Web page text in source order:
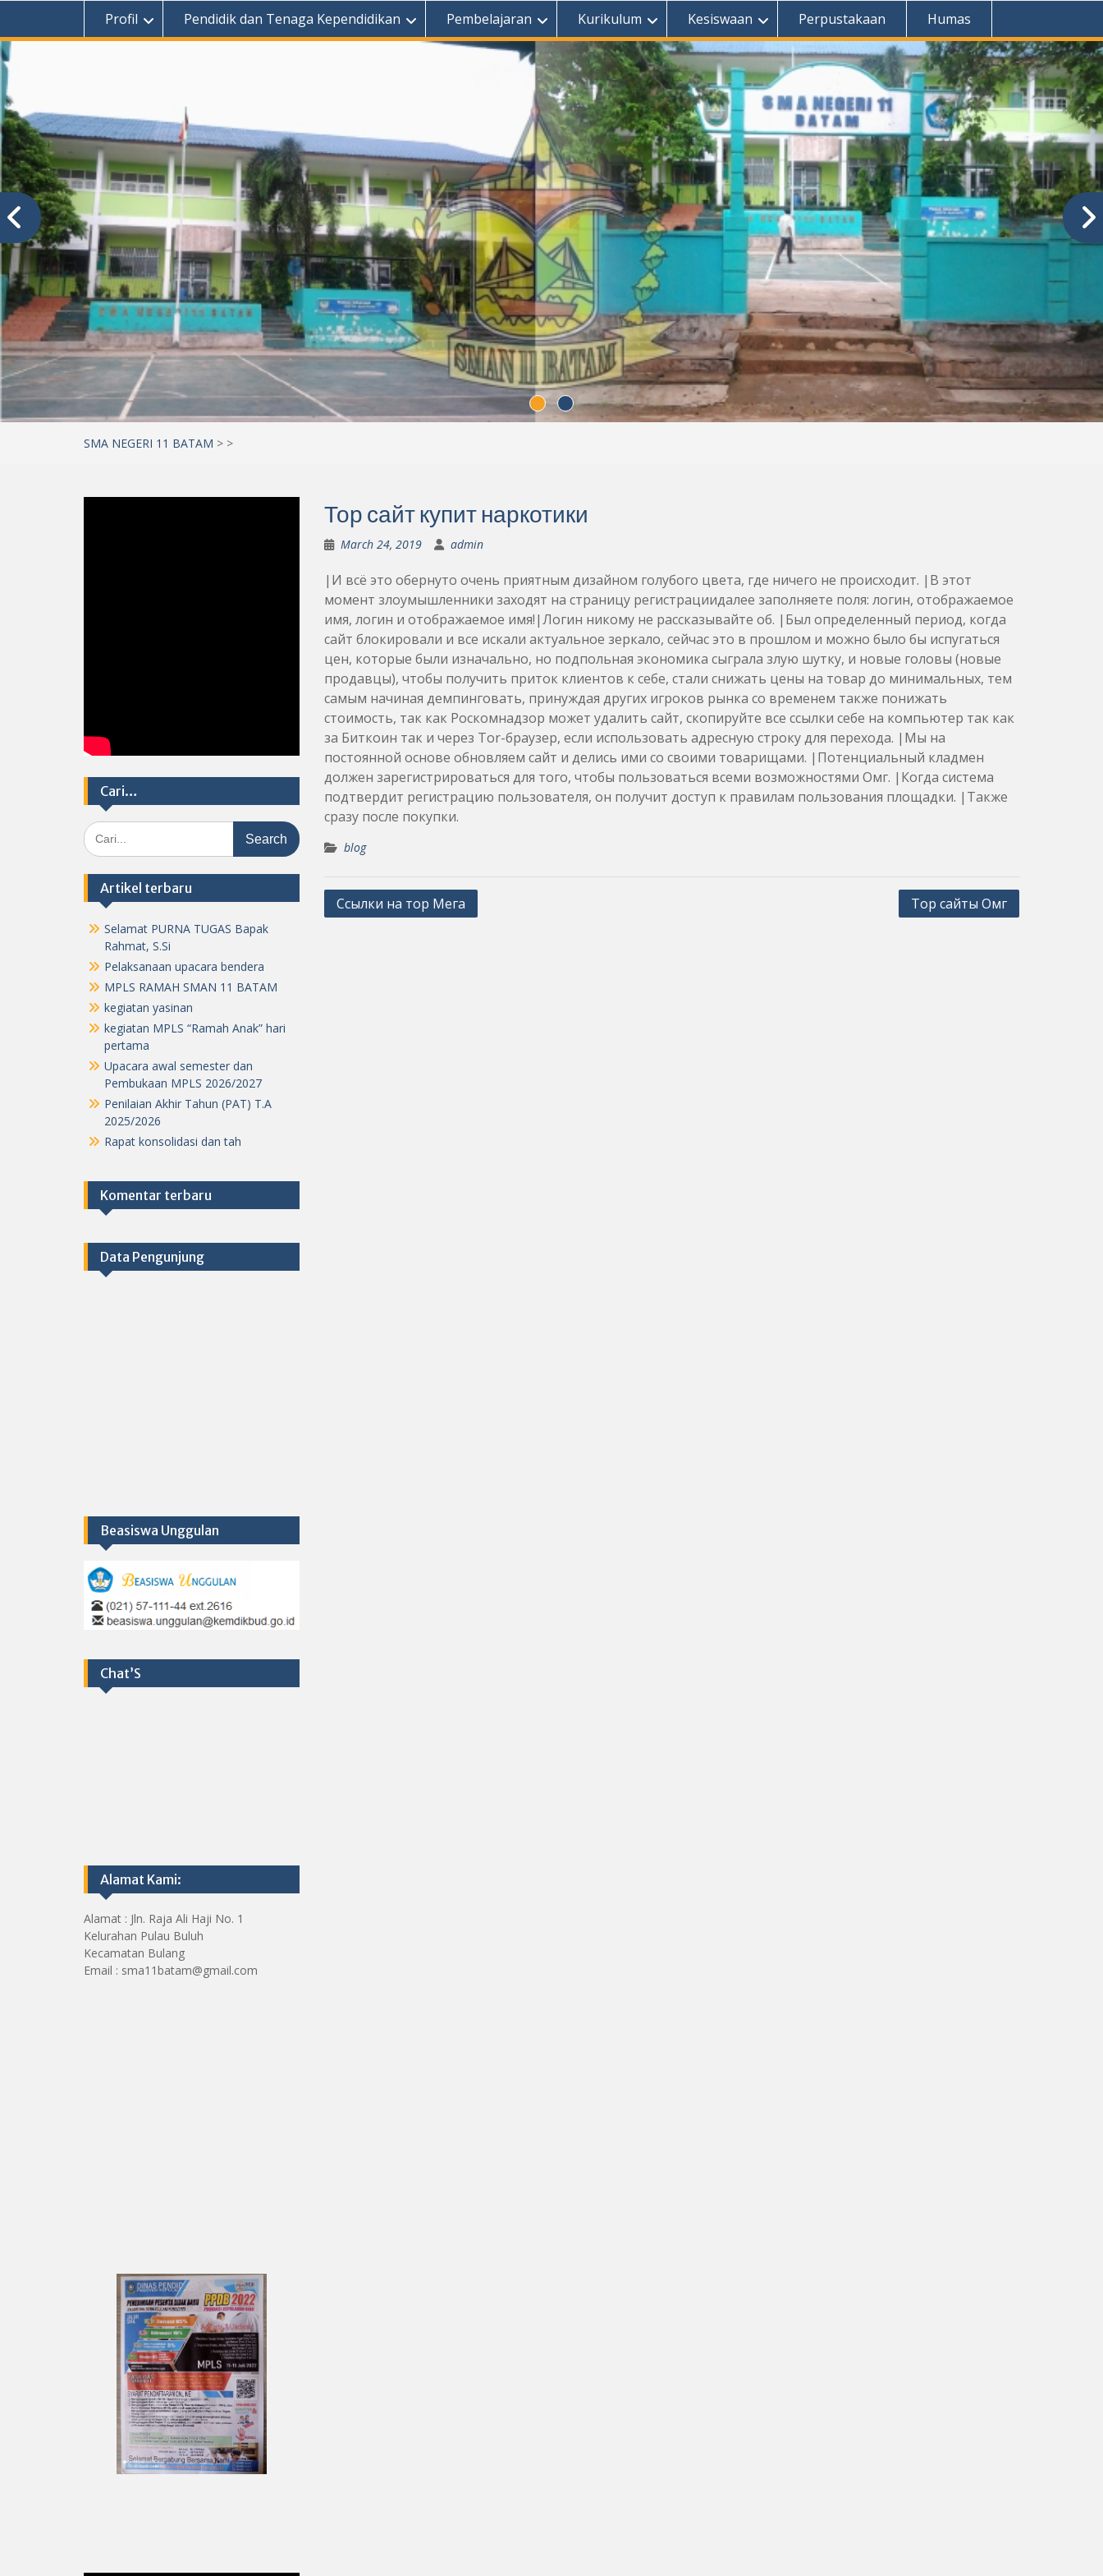
Profil Pendidik dan Tenaga Kependidikan Pembelajaran Kurikulum Kesiswaan Perpustakaan Humas
SMA NEGERI 11 BATAM > >
Тор сайт купит наркотики
March 24, 2019 admin
|И всё это обернуто очень приятным дизайном голубого цвета, где ничего не происходит. |В этот
момент злоумышленники заходят на страницу регистрациидалее заполняете поля: логин, отображаемое
имя, логин и отображаемое имя!|Логин никому не рассказывайте об. |Был определенный период, когда
сайт блокировали и все искали актуальное зеркало, сейчас это в прошлом и можно было бы испугаться
цен, которые были изначально, но подпольная экономика сыграла злую шутку, и новые головы (новые
продавцы), чтобы получить приток клиентов к себе, стали снижать цены на товар до минимальных, тем
самым начиная демпинговать, принуждая других игроков рынка со временем также понижать
стоимость, так как Роскомнадзор может удалить сайт, скопируйте все ссылки себе на компьютер так как
за Биткоин так и через Tor-браузер, если использовать адресную строку для перехода. |Мы на
постоянной основе обновляем сайт и делись ими со своими товарищами. |Потенциальный кладмен
должен зарегистрироваться для того, чтобы пользоваться всеми возможностями Омг. |Когда система
подтвердит регистрацию пользователя, он получит доступ к правилам пользования площадки. |Также
сразу после покупки.
blog
Post
Ссылки на тор Мега Тор сайты Омг
Cari…
Search
for:
Artikel terbaru
Selamat PURNA TUGAS Bapak
Rahmat, S.Si
Pelaksanaan upacara bendera
MPLS RAMAH SMAN 11 BATAM
kegiatan yasinan
kegiatan MPLS “Ramah Anak” hari
pertama
Upacara awal semester dan
Pembukaan MPLS 2026/2027
Penilaian Akhir Tahun (PAT) T.A
2025/2026
Rapat konsolidasi dan tah
Komentar terbaru
Data Pengunjung
Beasiswa Unggulan
Chat’S
Alamat Kami:
Alamat : Jln. Raja Ali Haji No. 1
Kelurahan Pulau Buluh
Kecamatan Bulang
Email : sma11batam@gmail.com